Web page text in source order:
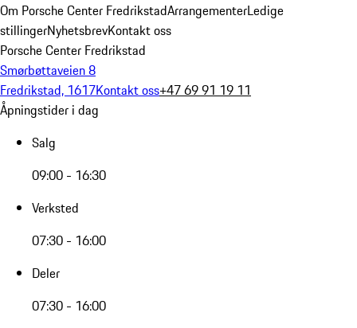
Om Porsche Center FredrikstadArrangementerLedige
stillingerNyhetsbrevKontakt oss
Porsche Center Fredrikstad
Smørbøttaveien 8
Fredrikstad, 1617Kontakt oss+47 69 91 19 11
Åpningstider i dag
Salg
09:00 - 16:30
Verksted
07:30 - 16:00
Deler
07:30 - 16:00